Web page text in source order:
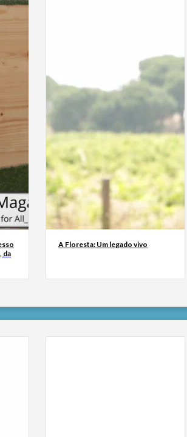
da
A Floresta: Um legado vivo